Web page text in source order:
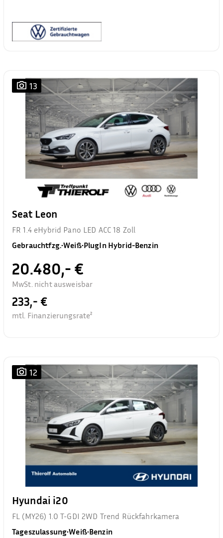
13
Seat Leon
FR 1.4 eHybrid Pano LED ACC 18 Zoll
Gebrauchtfzg.•Weiß•PlugIn Hybrid-Benzin
20.480,- €
MwSt. nicht ausweisbar
233,- €
mtl. Finanzierungsrate²
12
Hyundai i20
FL (MY26) 1.0 T-GDI 2WD Trend Rückfahrkamera
Tageszulassung•Weiß•Benzin